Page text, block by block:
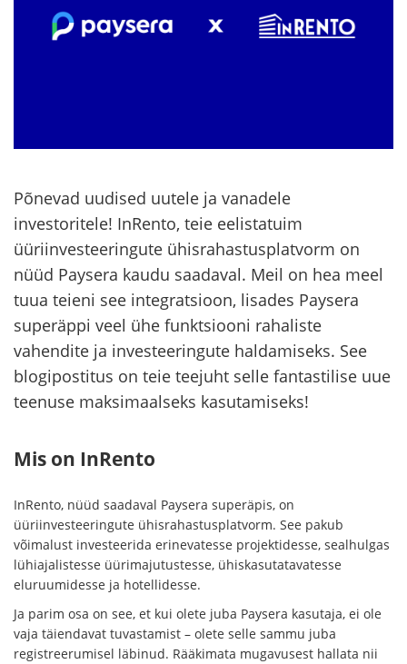
Põnevad uudised uutele ja vanadele
investoritele! InRento, teie eelistatuim
üüriinvesteeringute ühisrahastusplatvorm on
nüüd Paysera kaudu saadaval. Meil on hea meel
tuua teieni see integratsioon, lisades Paysera
superäppi veel ühe funktsiooni rahaliste
vahendite ja investeeringute haldamiseks. See
blogipostitus on teie teejuht selle fantastilise uue
teenuse maksimaalseks kasutamiseks!
Mis on InRento
InRento, nüüd saadaval Paysera superäpis, on
üüriinvesteeringute ühisrahastusplatvorm. See pakub
võimalust investeerida erinevatesse projektidesse, sealhulgas
lühiajalistesse üürimajutustesse, ühiskasutatavatesse
eluruumidesse ja hotellidesse.
Ja parim osa on see, et kui olete juba Paysera kasutaja, ei ole
vaja täiendavat tuvastamist – olete selle sammu juba
registreerumisel läbinud. Rääkimata mugavusest hallata nii